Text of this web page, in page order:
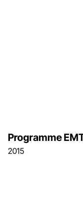
2015
Programme